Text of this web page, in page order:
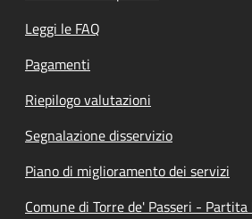
Leggi le FAQ
Pagamenti
Riepilogo valutazioni
Segnalazione disservizio
Piano di miglioramento dei servizi
Comune di Torre de' Passeri - Partita